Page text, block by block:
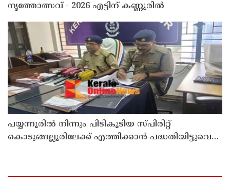
നൃത്തോത്സവ് - 2026 എട്ടിന് കണ്ണൂരിൽ
പയ്യന്നൂരിൽ നിന്നും പിടികൂടിയ സ്പിരിറ്റ്
കൊടുങ്ങല്ലൂരിലേക്ക് എത്തിക്കാൻ പദ്ധതിയിട്ടുവെന്ന്